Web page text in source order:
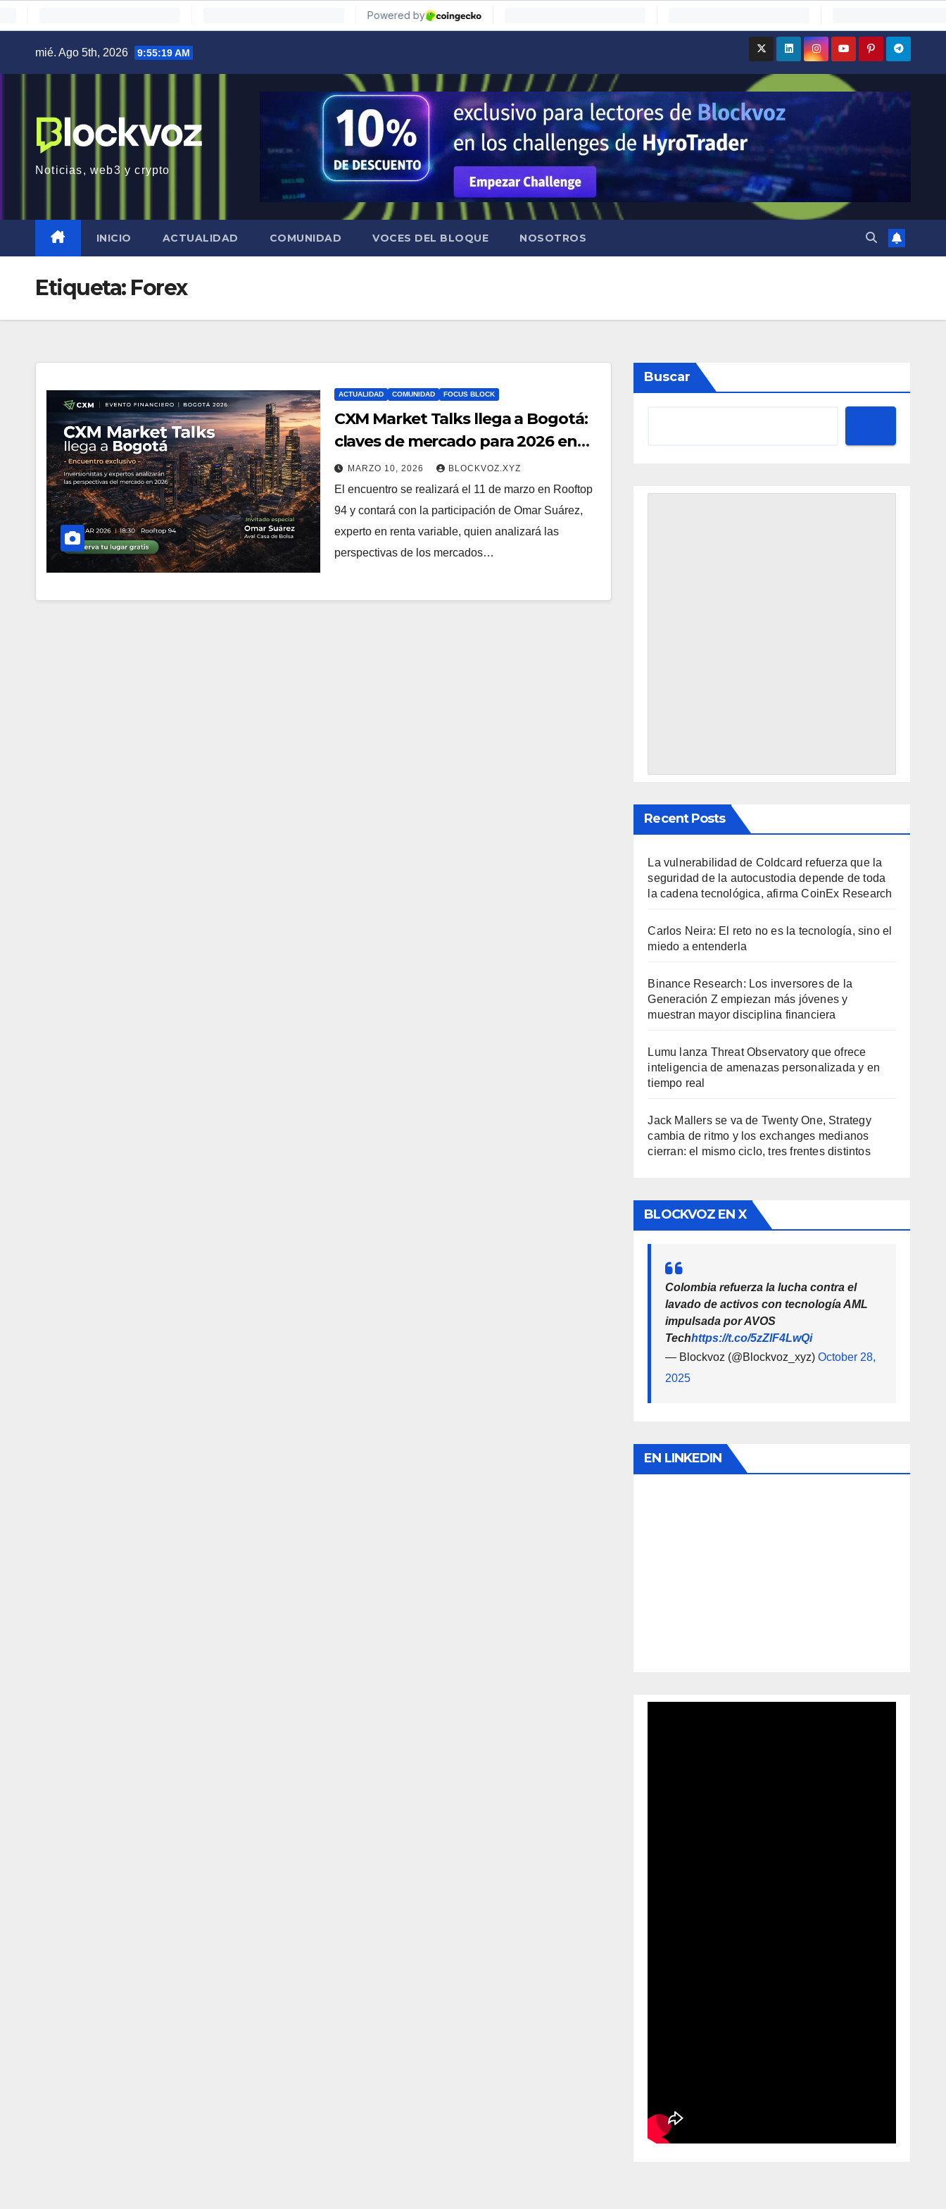
mié. Ago 5th, 2026 9:55:20 AM
Noticias, web3 y crypto
INICIO ACTUALIDAD COMUNIDAD VOCES DEL BLOQUE NOSOTROS
Etiqueta: Forex
ACTUALIDAD COMUNIDAD FOCUS BLOCK
CXM Market Talks llega a Bogotá:
claves de mercado para 2026 en
un encuentro exclusivo
MARZO 10, 2026 BLOCKVOZ.XYZ
El encuentro se realizará el 11 de marzo en Rooftop
94 y contará con la participación de Omar Suárez,
experto en renta variable, quien analizará las
perspectivas de los mercados…
Buscar
Recent Posts
La vulnerabilidad de Coldcard refuerza que la
seguridad de la autocustodia depende de toda
la cadena tecnológica, afirma CoinEx Research
Carlos Neira: El reto no es la tecnología, sino el
miedo a entenderla
Binance Research: Los inversores de la
Generación Z empiezan más jóvenes y
muestran mayor disciplina financiera
Lumu lanza Threat Observatory que ofrece
inteligencia de amenazas personalizada y en
tiempo real
Jack Mallers se va de Twenty One, Strategy
cambia de ritmo y los exchanges medianos
cierran: el mismo ciclo, tres frentes distintos
BLOCKVOZ EN X
Colombia refuerza la lucha contra el
lavado de activos con tecnología AML
impulsada por AVOS
Techhttps://t.co/5zZlF4LwQi
— Blockvoz (@Blockvoz_xyz)October 28,
2025
EN LINKEDIN